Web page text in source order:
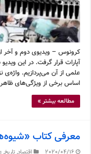
کرونوس – ویدیوی دوم و آخر
آپارات قرار گرفت. در این
علمی از آن می‌پردازیم. واژه‌ی
اساس برخی از ویژگی‌های
مطالعه بیشتر »
معرفی کتاب
2020/04/16 اقتصاد, تاریخ,